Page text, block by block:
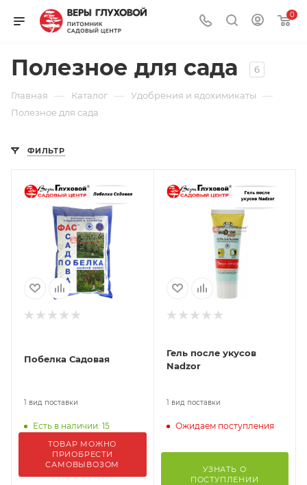
0
Полезное для сада 6
Главная — Каталог — Удобрения и ядохимикаты —
Полезное для сада
ФИЛЬТР
Побелка Садовая
1 вид поставки
Есть в наличии: 15
ТОВАР МОЖНО
ПРИОБРЕСТИ
САМОВЫВОЗОМ
Гель после укусов
Nadzor
1 вид поставки
Ожидаем поступления
УЗНАТЬ О
ПОСТУПЛЕНИИ